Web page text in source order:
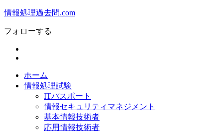
情報処理過去問.com
フォローする
ホーム
情報処理試験
ITパスポート
情報セキュリティマネジメント
基本情報技術者
応用情報技術者